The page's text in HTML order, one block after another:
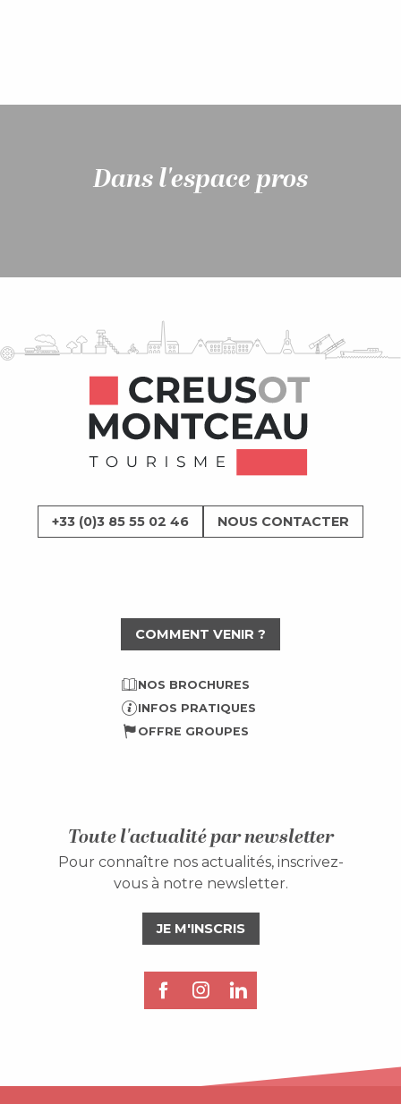
Dans l'espace pros
COMMENT VENIR ?
NOS BROCHURES
INFOS PRATIQUES
OFFRE GROUPES
+33 (0)3 85 55 02 46 NOUS CONTACTER
Toute l'actualité par newsletter
Pour connaître nos actualités, inscrivez-
vous à notre newsletter.
JE M'INSCRIS